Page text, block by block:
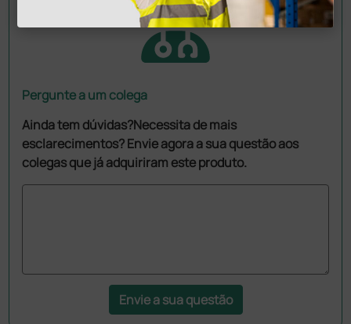
Pergunte a um colega
Ainda tem dúvidas?Necessita de mais
esclarecimentos? Envie agora a sua questão aos
colegas que já adquiriram este produto.
Envie a sua questão